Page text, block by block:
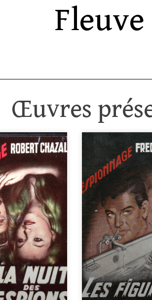
Œuvres